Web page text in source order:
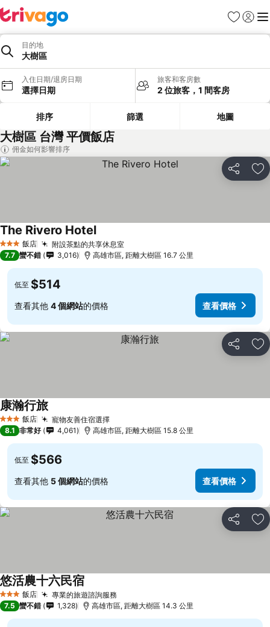
我的最愛
登入 選
目的地
大樹區
入住日期/退房日期
選擇日期
旅客和客房數
2 位旅客，1 間客房
排序 篩選 地圖
大樹區 台灣 平價飯店
佣金如何影響排序
分享 加
3 星級 飯店 附設茶點的共享休息室查看價格
The Rivero Hotel查看價格
7.7 蠻不錯 3,016 高雄市區, 距離大樹區 16.7 公里
低至 $514
查看其他 4 個網站的價格 查看價格
分享 加
3 星級 飯店 寵物友善住宿選擇查看價格
康瀚行旅查看價格
8.1 非常好 4,061 高雄市區, 距離大樹區 15.8 公里
低至 $566
查看其他 5 個網站的價格 查看價格
分享 加
3 星級 飯店 專業的旅遊諮詢服務
悠活農十六民宿
7.5 蠻不錯 1,328 高雄市區, 距離大樹區 14.3 公里